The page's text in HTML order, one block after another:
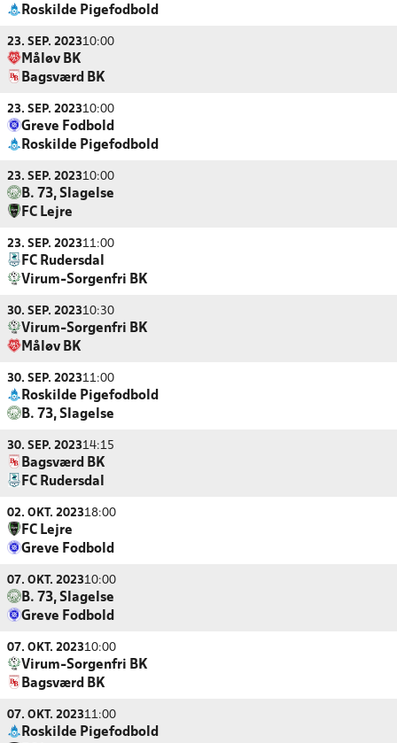
Roskilde Pigefodbold
23. SEP. 202310:00
Måløv BK
Bagsværd BK
23. SEP. 202310:00
Greve Fodbold
Roskilde Pigefodbold
23. SEP. 202310:00
B. 73, Slagelse
FC Lejre
23. SEP. 202311:00
FC Rudersdal
Virum-Sorgenfri BK
30. SEP. 202310:30
Virum-Sorgenfri BK
Måløv BK
30. SEP. 202311:00
Roskilde Pigefodbold
B. 73, Slagelse
30. SEP. 202314:15
Bagsværd BK
FC Rudersdal
02. OKT. 202318:00
FC Lejre
Greve Fodbold
07. OKT. 202310:00
B. 73, Slagelse
Greve Fodbold
07. OKT. 202310:00
Virum-Sorgenfri BK
Bagsværd BK
07. OKT. 202311:00
Roskilde Pigefodbold